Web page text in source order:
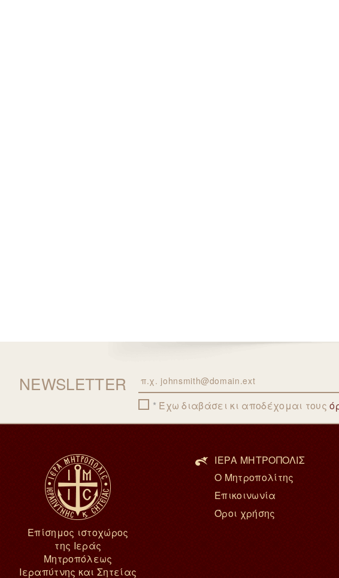
NEWSLETTER
Email
Έχω διαβάσει κι αποδέχομαι τους
Επίσημος ιστοχώρος
της Ιεράς
Μητροπόλεως
Ιεραπύτνης και Σητείας
ΙΕΡΑ ΜΗΤΡΟΠΟΛΙΣ
Ο Μητροπολίτης
Επικοινωνία
Όροι χρήσης